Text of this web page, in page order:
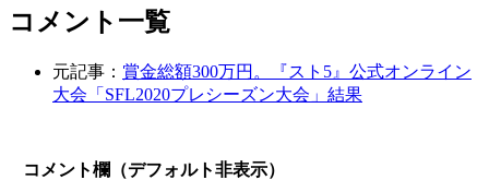
コメント一覧
元記事： 賞金総額300万円。『スト5』公式オンライン
大会「SFL2020プレシーズン大会」結果
コメント欄（デフォルト非表示）